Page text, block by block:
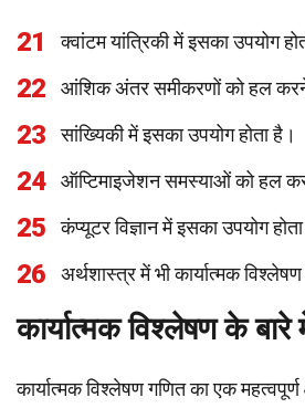
21 क्वांटम यांत्रिकी में इसका उपयोग
22 आंशिक अंतर समीकरणों को हल
23 सांख्यिकी में इसका उपयोग होता है।
24 ऑप्टिमाइजेशन समस्याओं को हल
25 कंप्यूटर विज्ञान में इसका उपयोग
26 अर्थशास्त्र में भी कार्यात्मक
कार्यात्मक विश्लेषण के बारे
कार्यात्मक विश्लेषण गणित का एक